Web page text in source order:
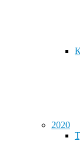
2020